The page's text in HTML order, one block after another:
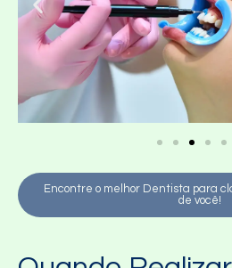
Encontre o melhor Dentista para
de você!